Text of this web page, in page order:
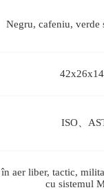
Negru, cafeniu, verde
ISO、
în aer liber, tactic,
cu sistemul